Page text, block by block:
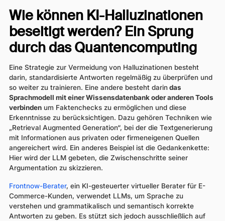
Wie können KI-Halluzinationen
beseitigt werden? Ein Sprung
durch das Quantencomputing
Eine Strategie zur Vermeidung von Halluzinationen besteht
darin, standardisierte Antworten regelmäßig zu überprüfen und
so weiter zu trainieren. Eine andere besteht darin das
Sprachmodell mit einer Wissensdatenbank oder anderen Tools
verbindenum Faktenchecks zu ermöglichen und diese
Erkenntnisse zu berücksichtigen. Dazu gehören Techniken wie
„Retrieval Augmented Generation“, bei der die Textgenerierung
mit Informationen aus privaten oder firmeneigenen Quellen
angereichert wird. Ein anderes Beispiel ist die Gedankenkette:
Hier wird der LLM gebeten, die Zwischenschritte seiner
Argumentation zu skizzieren.
Frontnow-Berater, ein KI-gesteuerter virtueller Berater für E-
Commerce-Kunden, verwendet LLMs, um Sprache zu
verstehen und grammatikalisch und semantisch korrekte
Antworten zu geben. Es stützt sich jedoch ausschließlich auf